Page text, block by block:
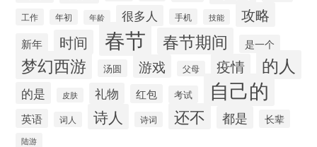
工作 年初 年龄 很多人 手机 技能 攻略
新年 时间 春节 春节期间 是一个
梦幻西游 汤圆 游戏 父母 疫情 的人
的是 皮肤 礼物 红包 考试 自己的
英语 词人 诗人 诗词 还不 都是 长辈
陆游